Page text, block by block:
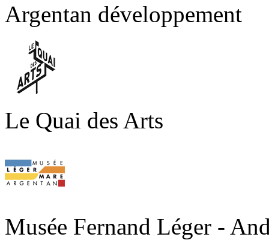
Argentan développement
Le Quai des Arts
Musée Fernand Léger -